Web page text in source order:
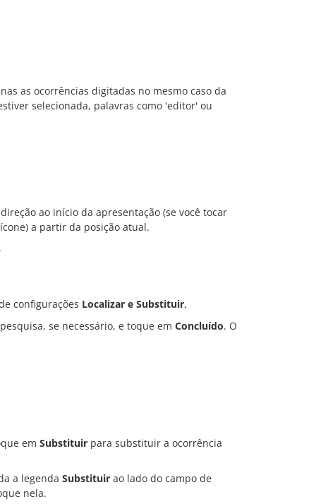
as ocorrências digitadas no mesmo caso da
selecionada, palavras como 'editor' ou
ao início da apresentação (se você tocar
a partir da posição atual.
configurações Localizar e Substituir,
se necessário, e toque em Concluído. O
em Substituir para substituir a ocorrência
a legenda Substituir ao lado do campo de
nela.